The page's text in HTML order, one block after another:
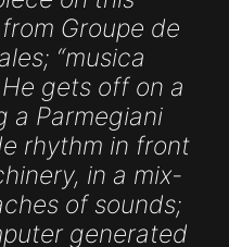
Groupe de
“musica
gets off on a
a Parmegiani
rhythm in front
in a mix-
of sounds;
generated